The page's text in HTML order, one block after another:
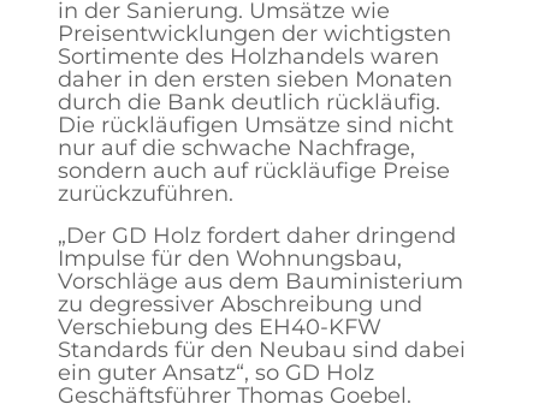
in der Sanierung. Umsätze wie
Preisentwicklungen der wichtigsten
Sortimente des Holzhandels waren
daher in den ersten sieben Monaten
durch die Bank deutlich rückläufig.
Die rückläufigen Umsätze sind nicht
nur auf die schwache Nachfrage,
sondern auch auf rückläufige Preise
zurückzuführen.
„Der GD Holz fordert daher dringend
Impulse für den Wohnungsbau,
Vorschläge aus dem Bauministerium
zu degressiver Abschreibung und
Verschiebung des EH40-KFW
Standards für den Neubau sind dabei
ein guter Ansatz“, so GD Holz
Geschäftsführer Thomas Goebel.